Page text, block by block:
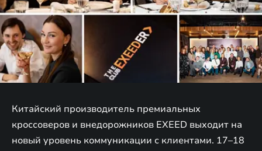
Китайский производитель премиальных
кроссоверов и внедорожников EXEED выходит на
новый уровень коммуникации с клиентами. 17–18